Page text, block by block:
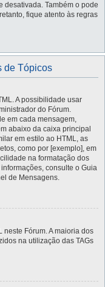
desativada. Também o pode
fique atento às regras
de Tópicos
A possibilidade usar
do Fórum.
em cada mensagem,
abaixo da caixa principal
em estilo ao HTML, as
como por [exemplo], em
na formatação dos
consulte o Guia
de Mensagens.
neste Fórum. A maioria dos
na utilização das TAGs